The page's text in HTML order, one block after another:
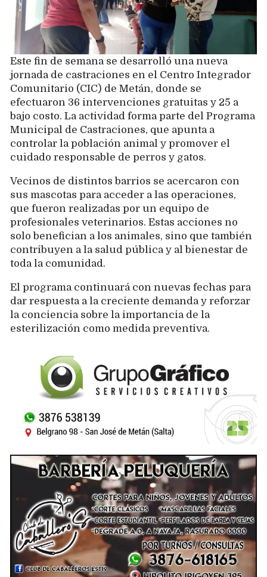
Este fin de semana se desarrolló una nueva
jornada de castraciones en el Centro Integrador
Comunitario (CIC) de Metán, donde se
efectuaron 36 intervenciones gratuitas y 25 a
bajo costo. La actividad forma parte del Programa
Municipal de Castraciones, que apunta a
controlar la población animal y promover el
cuidado responsable de perros y gatos.
Vecinos de distintos barrios se acercaron con
sus mascotas para acceder a las operaciones,
que fueron realizadas por un equipo de
profesionales veterinarios. Estas acciones no
solo benefician a los animales, sino que también
contribuyen a la salud pública y al bienestar de
toda la comunidad.
El programa continuará con nuevas fechas para
dar respuesta a la creciente demanda y reforzar
la conciencia sobre la importancia de la
esterilización como medida preventiva.